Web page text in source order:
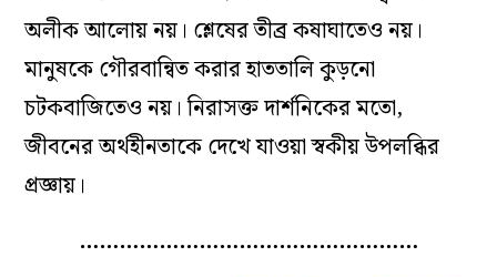
অলীক আলোয় নয়। শ্লেষের তীব্র কষাঘাতেও নয়।
মানুষকে গৌরবান্বিত করার হাততালি কুড়নো
চটকবাজিতেও নয়। নিরাসক্ত দার্শনিকের মতো,
জীবনের অর্থহীনতাকে দেখে যাওয়া স্বকীয় উপলব্ধির
প্রজ্ঞায়।
……………………………………………